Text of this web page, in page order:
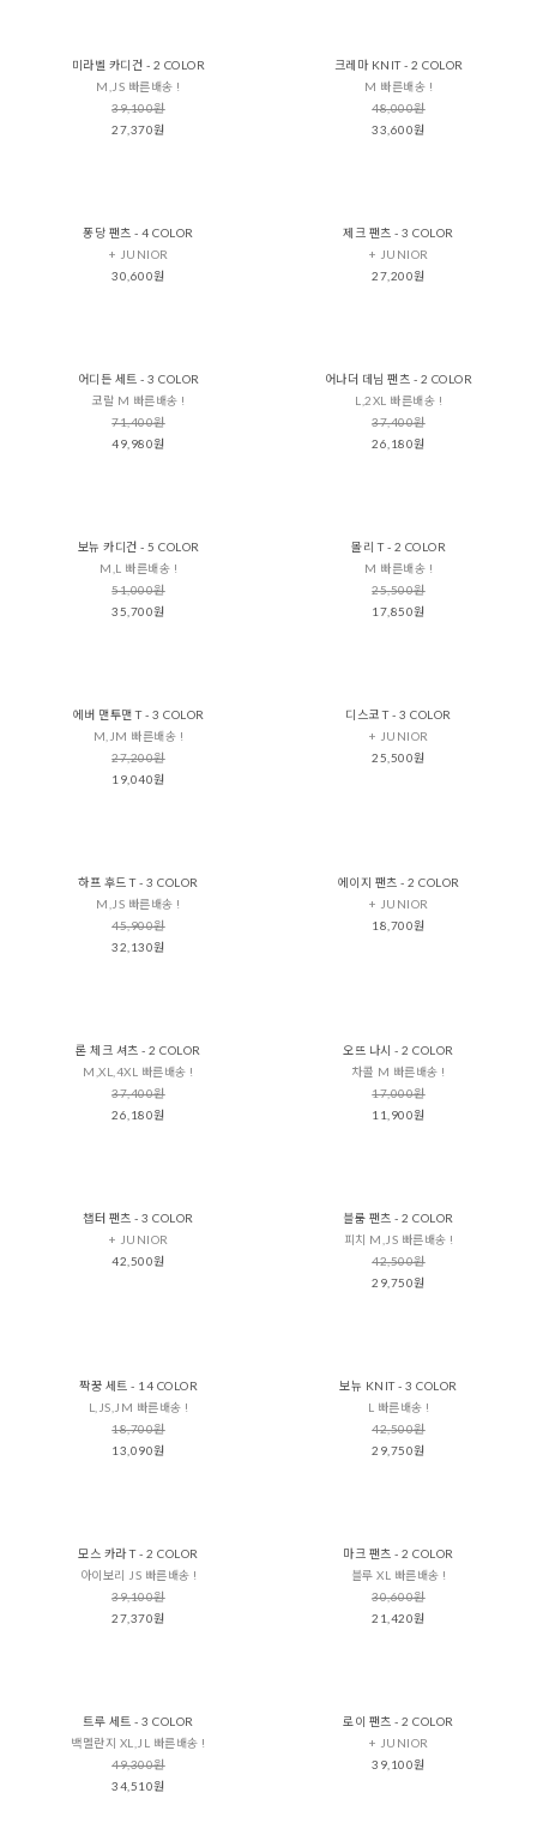
미라벨 카디건 - 2 COLOR
M,JS 빠른배송 !
39,100원
27,370원
크레마 KNIT - 2 COLOR
M 빠른배송 !
48,000원
33,600원
퐁당 팬츠 - 4 COLOR
+ JUNIOR
30,600원
제크 팬츠 - 3 COLOR
+ JUNIOR
27,200원
어디든 세트 - 3 COLOR
코랄 M 빠른배송 !
71,400원
49,980원
어나더 데님 팬츠 - 2 COLOR
L,2XL 빠른배송 !
37,400원
26,180원
보뉴 카디건 - 5 COLOR
M,L 빠른배송 !
51,000원
35,700원
몰리 T - 2 COLOR
M 빠른배송 !
25,500원
17,850원
에버 맨투맨 T - 3 COLOR
M,JM 빠른배송 !
27,200원
19,040원
디스코 T - 3 COLOR
+ JUNIOR
25,500원
하프 후드 T - 3 COLOR
M,JS 빠른배송 !
45,900원
32,130원
에이지 팬츠 - 2 COLOR
+ JUNIOR
18,700원
론 체크 셔츠 - 2 COLOR
M,XL,4XL 빠른배송 !
37,400원
26,180원
오뜨 나시 - 2 COLOR
차콜 M 빠른배송 !
17,000원
11,900원
챕터 팬츠 - 3 COLOR
+ JUNIOR
42,500원
블룸 팬츠 - 2 COLOR
피치 M,JS 빠른배송 !
42,500원
29,750원
짝꿍 세트 - 14 COLOR
L,JS,JM 빠른배송 !
18,700원
13,090원
보뉴 KNIT - 3 COLOR
L 빠른배송 !
42,500원
29,750원
모스 카라 T - 2 COLOR
아이보리 JS 빠른배송 !
39,100원
27,370원
마크 팬츠 - 2 COLOR
블루 XL 빠른배송 !
30,600원
21,420원
트루 세트 - 3 COLOR
백멜란지 XL,JL 빠른배송 !
49,300원
34,510원
로이 팬츠 - 2 COLOR
+ JUNIOR
39,100원